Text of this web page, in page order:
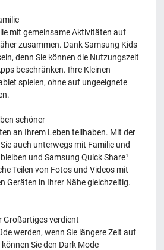
mit gemeinsame Aktivitäten auf
zusammen. Dank Samsung Kids
denn Sie können die Nutzungszeit
beschränken. Ihre Kleinen
spielen, ohne auf ungeeignete
schöner
an Ihrem Leben teilhaben. Mit der
auch unterwegs mit Familie und
und Samsung Quick Share¹
Teilen von Fotos und Videos mit
Geräten in Ihrer Nähe gleichzeitig.
Großartiges verdient
werden, wenn Sie längere Zeit auf
Sie den Dark Mode